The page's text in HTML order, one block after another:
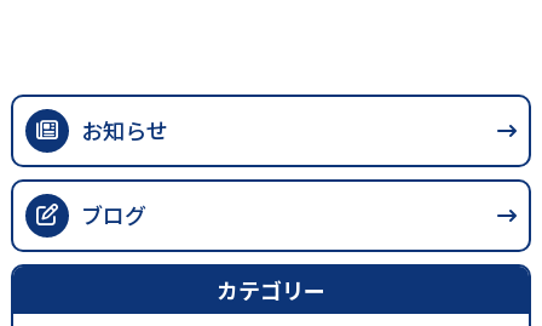
お知らせ
ブログ
カテゴリー